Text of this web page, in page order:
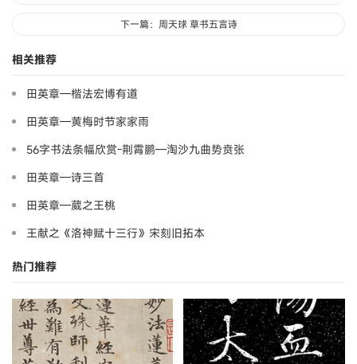
下一篇：周天球 草书五言诗
相关推荐
田英章—楷法宏博有道
田英章—黄梅时节家家雨
56字书法条幅欣赏-荆霄鹏—淘沙九曲势贲张
田英章—诗三首
田英章—葳之王桃
王献之《洛神赋十三行》宋刻旧拓本
热门推荐